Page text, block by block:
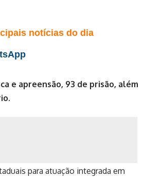
notícias do dia
e apreensão, 93 de prisão, além
para atuação integrada em